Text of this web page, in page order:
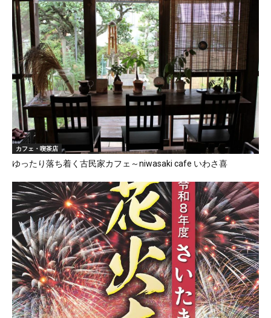
カフェ・喫茶店
ゆったり落ち着く古民家カフェ～niwasaki cafe いわさ喜